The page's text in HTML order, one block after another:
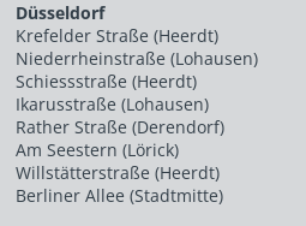
Düsseldorf
Krefelder Straße (Heerdt)
Niederrheinstraße (Lohausen)
Schiessstraße (Heerdt)
Ikarusstraße (Lohausen)
Rather Straße (Derendorf)
Am Seestern (Lörick)
Willstätterstraße (Heerdt)
Berliner Allee (Stadtmitte)